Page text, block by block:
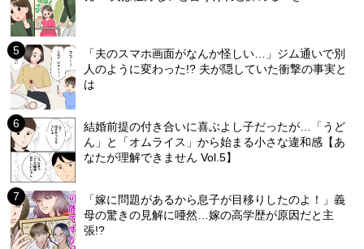
「夫のスマホ画面がなんか怪しい…」ジム通いで別
人のように変わった!? 夫が隠していた衝撃の事実と
は
結婚前提の付き合いに喜ぶよし子だったが…「うど
ん」と「オムライス」から始まる小さな違和感【あ
なたが理解できません Vol.5】
「嫁に問題があるから息子が目移りしたのよ！」義
母の驚きの見解に唖然…嫁の高学歴が原因だと主
張!?